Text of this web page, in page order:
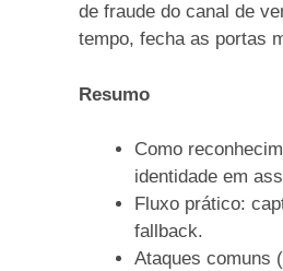
de fraude do canal de
tempo, fecha as portas
Resumo
Como
identidade em
Fluxo prático:
fallback.
Ataques comuns